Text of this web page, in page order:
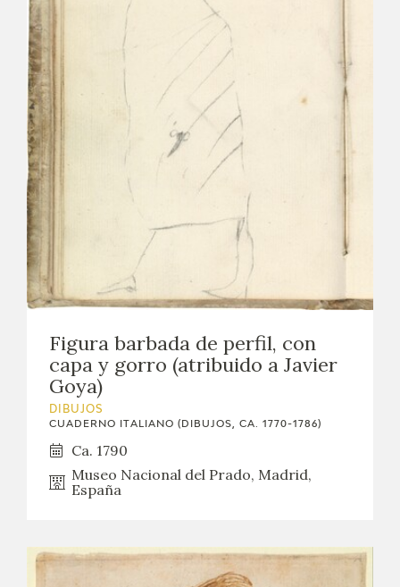
Figura barbada de perfil, con
capa y gorro (atribuido a Javier
Goya)
DIBUJOS
CUADERNO ITALIANO (DIBUJOS, CA. 1770-1786)
Ca. 1790
Museo Nacional del Prado, Madrid,
España